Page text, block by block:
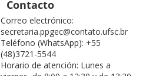
Contacto
Correo electrónico:
secretaria.ppgec@contato.ufsc.br
Teléfono (WhatsApp): +55
(48)3721-5544
Horario de atención: Lunes a